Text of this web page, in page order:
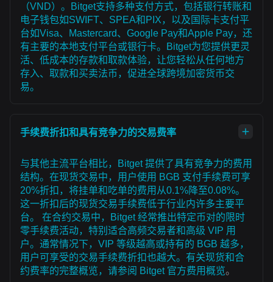
（VND）。Bitget支持多种支付方式，包括银行转账和
电子钱包如SWIFT、SPEA和PIX，以及国际卡支付平
台如Visa、Mastercard、Google Pay和Apple Pay，还
有主要的本地支付平台或银行卡。Bitget为您提供更灵
活、低成本的存款和取款体验，让您轻松从任何地方
存入、取款和买卖法币，促进全球跨境加密货币交
易。
手续费折扣和具有竞争力的交易费率
与其他主流平台相比，Bitget 提供了具有竞争力的费用
结构。在现货交易中，用户使用 BGB 支付手续费可享
20%折扣，将挂单和吃单的费用从0.1%降至0.08%。
这一折扣后的现货交易手续费低于行业内许多主要平
台。 在合约交易中，Bitget 经常推出特定币对的限时
零手续费活动，特别适合高频交易者和高级 VIP 用
户。通常情况下，VIP 等级越高或持有的 BGB 越多，
用户可享受的交易手续费折扣也越大。有关现货和合
约费率的完整概览，请参阅 Bitget 官方费用概览。